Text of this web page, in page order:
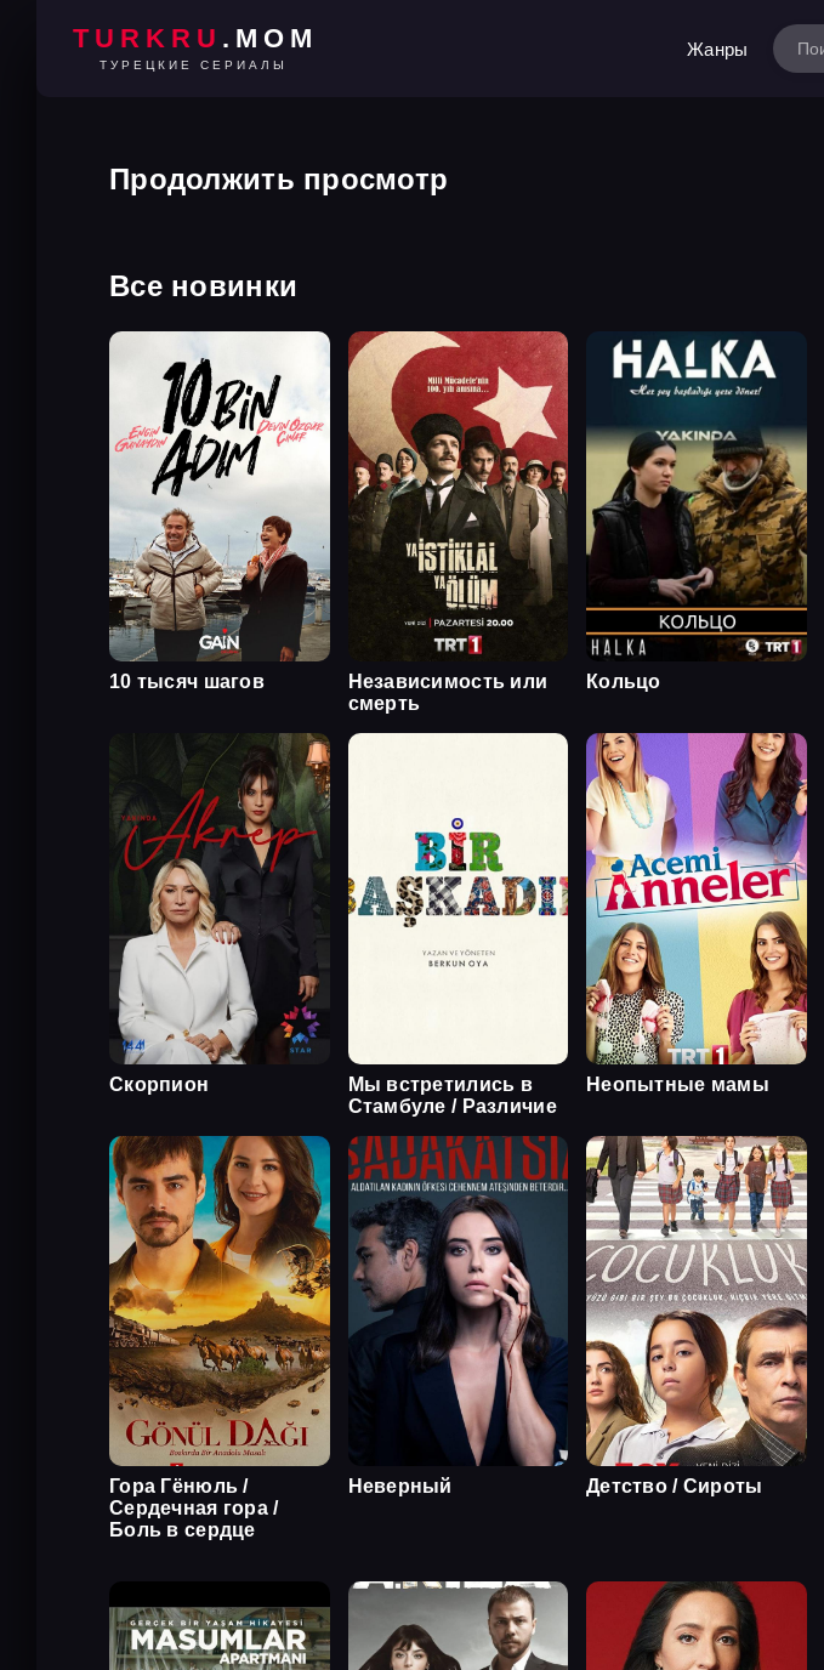
TURKRU .MOM
ТУРЕЦКИЕ СЕРИАЛЫ
Жанры
Продолжить просмотр
Все новинки
10 тысяч шагов
Независимость или
смерть
Кольцо
Скорпион
Мы встретились в
Стамбуле / Различие
Неопытные мамы
Гора Гёнюль /
Сердечная гора /
Боль в сердце
Неверный Детство / Сироты